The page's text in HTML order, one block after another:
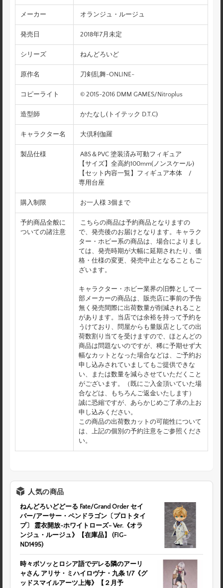
メーカー オランジュ・ルージュ
発売日 2018年7月未定
シリーズ ねんどろいど
原作名 刀剣乱舞-ONLINE-
コピーライト © 2015-2016 DMM GAMES/Nitroplus
造型師 かたなし(トイテック D.T.C)
キャラクター名 大倶利伽羅
製品仕様
ABS＆PVC 塗装済み可動フィギュア
【サイズ】全高約100mm(ノンスケール)
【セット内容一覧】フィギュア本体 /
専用台座
購入制限 お一人様 3個まで
予約商品全般に
ついての諸注意
こちらの商品は予約商品となりますの
で、発売後のお届けとなります。キャラク
ター・ホビー系の商品は、場合によりまし
ては、発売時期が大幅に延期されたり、価
格・仕様の変更、発売中止となることもご
ざいます。
キャラクター・ホビー業界の旧弊として一
部メーカーの商品は、販売店に事前の予告
無く発売間際に出荷数量が削減されること
があります。当店では余裕を持って予約を
うけており、問屋からも量販店としての出
荷数割り当てを受けますので、ほとんどの
商品は問題ないのですが、稀に予期せず大
幅なカットとなった場合などは、ご予約お
申し込みされていましてもご提供できな
い、または数量を減らさせていただくこと
がございます。（既にご入金頂いていた場
合などは、もちろんご返金いたします）
誠に恐縮ですが、あらかじめご了承の上お
申し込みください。
この商品の出荷数カットの可能性について
は、上記の個別の予約注意をご参照くださ
い。
人気の商品
ねんどろいどどーる Fate/Grand Order セイ
バー/アーサー・ペンドラゴン〔プロトタイ
プ〕 霊衣開放-ホワイトローズ- Ver.《オラ
ンジュ・ルージュ》【在庫品】 (FIG-
ND1495)
時々ボソッとロシア語でデレる隣のアーリ
ャさん アリサ・ミハイロヴナ・九条 1/7《グ
ッドスマイルアーツ上海》【２月予